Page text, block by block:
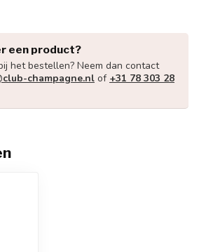
een product?
het bestellen? Neem dan contact
champagne.nl of +31 78 303 28